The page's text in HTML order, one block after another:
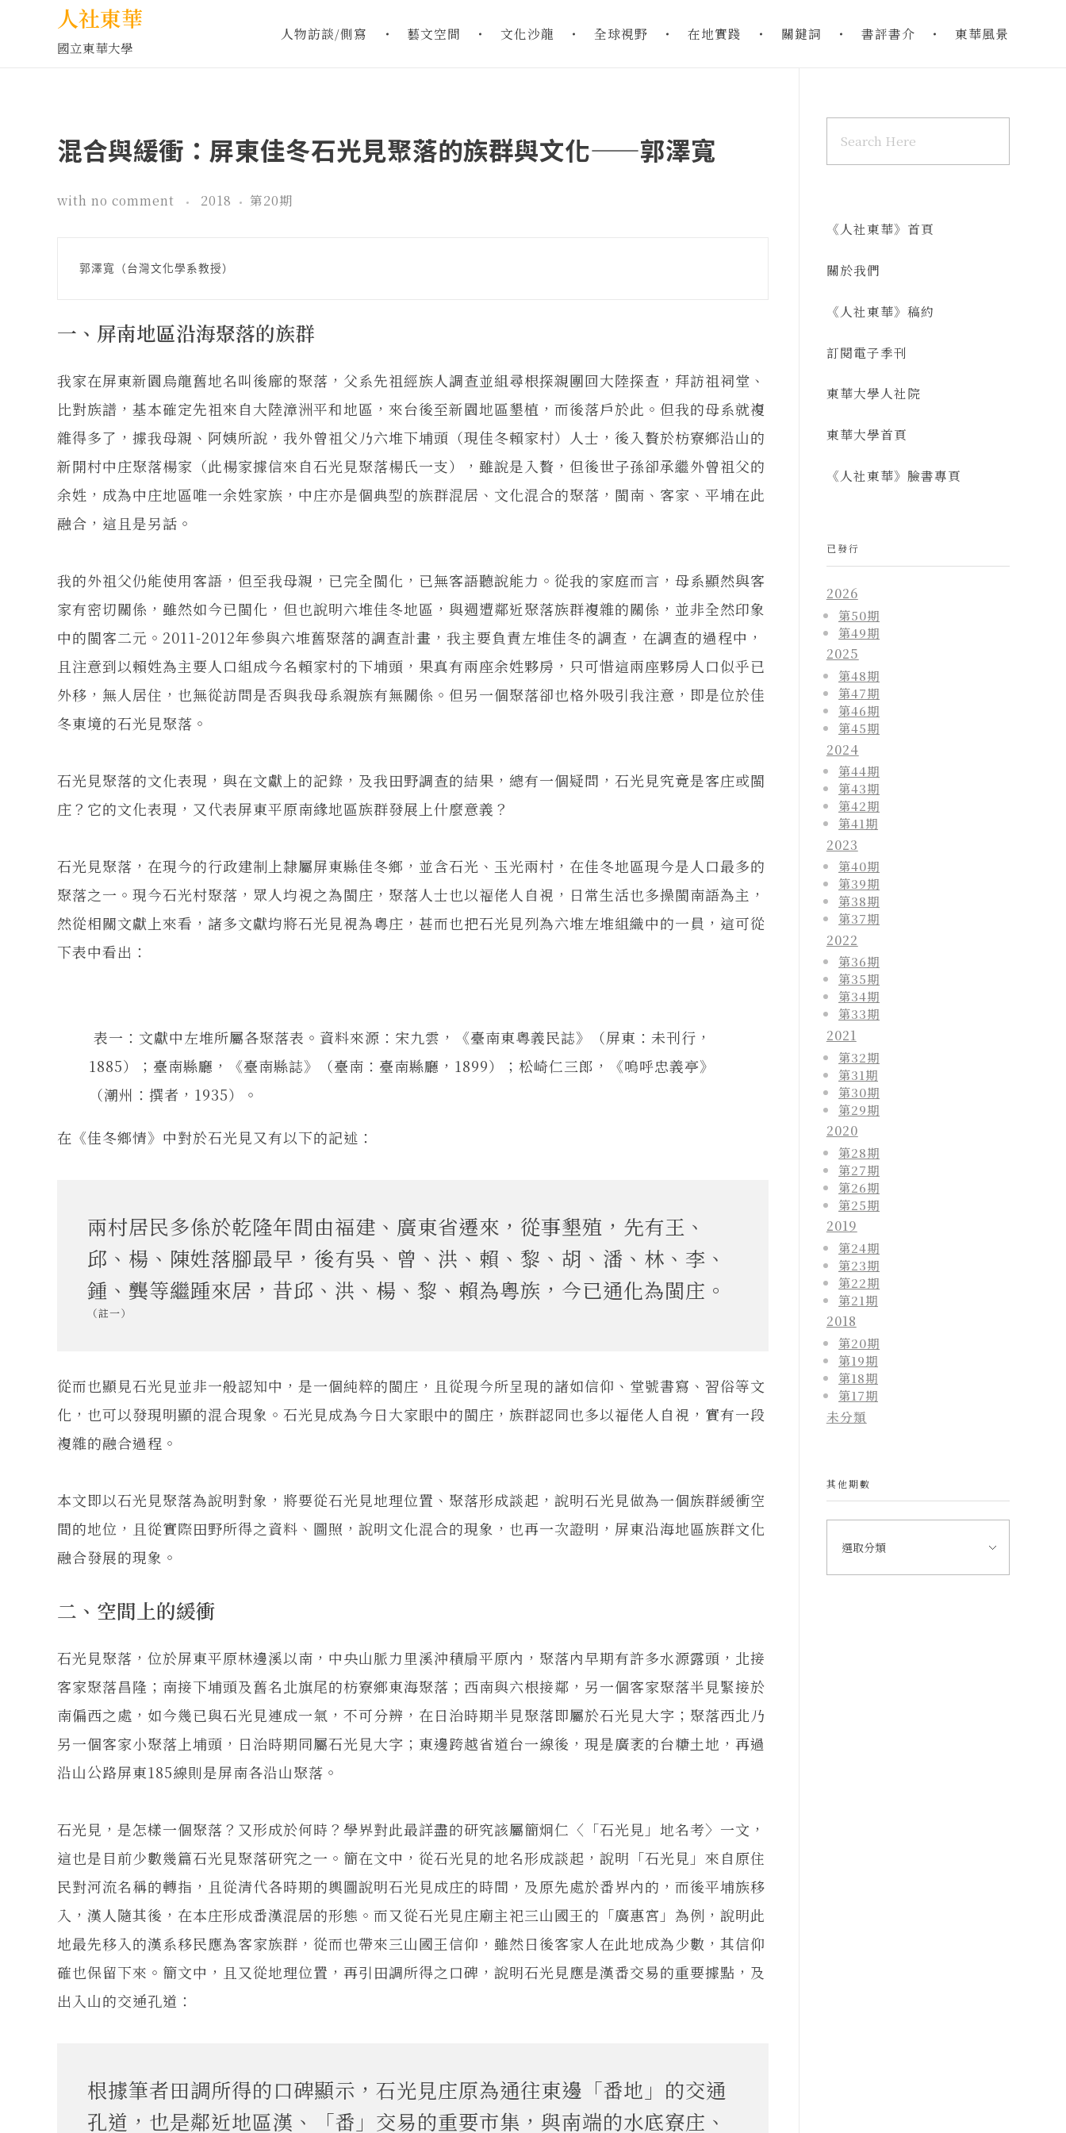
人社東華
國立東華大學
人物訪談/側寫 藝文空間 文化沙龍 全球視野 在地實踐 關鍵詞 書評書介 東華風景
混合與緩衝：屏東佳冬石光見聚落的族群與文化——郭澤寬
with no comment 2018 第20期
郭澤寬（台灣文化學系教授）
一、屏南地區沿海聚落的族群
我家在屏東新園烏龍舊地名叫後廍的聚落，父系先祖經族人調查並組尋根探親團回大陸探查，拜訪祖祠堂、
比對族譜，基本確定先祖來自大陸漳洲平和地區，來台後至新園地區墾植，而後落戶於此。但我的母系就複
雜得多了，據我母親、阿姨所說，我外曾祖父乃六堆下埔頭（現佳冬賴家村）人士，後入贅於枋寮鄉沿山的
新開村中庄聚落楊家（此楊家據信來自石光見聚落楊氏一支），雖說是入贅，但後世子孫卻承繼外曾祖父的
余姓，成為中庄地區唯一余姓家族，中庄亦是個典型的族群混居、文化混合的聚落，閩南、客家、平埔在此
融合，這且是另話。
我的外祖父仍能使用客語，但至我母親，已完全閩化，已無客語聽說能力。從我的家庭而言，母系顯然與客
家有密切關係，雖然如今已閩化，但也說明六堆佳冬地區，與週遭鄰近聚落族群複雜的關係，並非全然印象
中的閩客二元。2011-2012年參與六堆舊聚落的調查計畫，我主要負責左堆佳冬的調查，在調查的過程中，
且注意到以賴姓為主要人口組成今名賴家村的下埔頭，果真有兩座余姓夥房，只可惜這兩座夥房人口似乎已
外移，無人居住，也無從訪問是否與我母系親族有無關係。但另一個聚落卻也格外吸引我注意，即是位於佳
冬東境的石光見聚落。
石光見聚落的文化表現，與在文獻上的記錄，及我田野調查的結果，總有一個疑問，石光見究竟是客庄或閩
庄？它的文化表現，又代表屏東平原南緣地區族群發展上什麼意義？
石光見聚落，在現今的行政建制上隸屬屏東縣佳冬鄉，並含石光、玉光兩村，在佳冬地區現今是人口最多的
聚落之一。現今石光村聚落，眾人均視之為閩庄，聚落人士也以福佬人自視，日常生活也多操閩南語為主，
然從相關文獻上來看，諸多文獻均將石光見視為粵庄，甚而也把石光見列為六堆左堆組織中的一員，這可從
下表中看出：
表一：文獻中左堆所屬各聚落表。資料來源：宋九雲，《臺南東粵義民誌》（屏東：未刊行，
1885）；臺南縣廳，《臺南縣誌》（臺南：臺南縣廳，1899）；松崎仁三郎，《嗚呼忠義亭》
（潮州：撰者，1935）。
在《佳冬鄉情》中對於石光見又有以下的記述：
兩村居民多係於乾隆年間由福建、廣東省遷來，從事墾殖，先有王、
邱、楊、陳姓落腳最早，後有吳、曾、洪、賴、黎、胡、潘、林、李、
鍾、龔等繼踵來居，昔邱、洪、楊、黎、賴為粵族，今已通化為閩庄。
（註一）
從而也顯見石光見並非一般認知中，是一個純粹的閩庄，且從現今所呈現的諸如信仰、堂號書寫、習俗等文
化，也可以發現明顯的混合現象。石光見成為今日大家眼中的閩庄，族群認同也多以福佬人自視，實有一段
複雜的融合過程。
本文即以石光見聚落為說明對象，將要從石光見地理位置、聚落形成談起，說明石光見做為一個族群緩衝空
間的地位，且從實際田野所得之資料、圖照，說明文化混合的現象，也再一次證明，屏東沿海地區族群文化
融合發展的現象。
二、空間上的緩衝
石光見聚落，位於屏東平原林邊溪以南，中央山脈力里溪沖積扇平原內，聚落內早期有許多水源露頭，北接
客家聚落昌隆；南接下埔頭及舊名北旗尾的枋寮鄉東海聚落；西南與六根接鄰，另一個客家聚落半見緊接於
南偏西之處，如今幾已與石光見連成一氣，不可分辨，在日治時期半見聚落即屬於石光見大字；聚落西北乃
另一個客家小聚落上埔頭，日治時期同屬石光見大字；東邊跨越省道台一線後，現是廣袤的台糖土地，再過
沿山公路屏東185線則是屏南各沿山聚落。
石光見，是怎樣一個聚落？又形成於何時？學界對此最詳盡的研究該屬簡炯仁〈「石光見」地名考〉一文，
這也是目前少數幾篇石光見聚落研究之一。簡在文中，從石光見的地名形成談起，說明「石光見」來自原住
民對河流名稱的轉指，且從清代各時期的輿圖說明石光見成庄的時間，及原先處於番界內的，而後平埔族移
入，漢人隨其後，在本庄形成番漢混居的形態。而又從石光見庄廟主祀三山國王的「廣惠宮」為例，說明此
地最先移入的漢系移民應為客家族群，從而也帶來三山國王信仰，雖然日後客家人在此地成為少數，其信仰
確也保留下來。簡文中，且又從地理位置，再引田調所得之口碑，說明石光見應是漢番交易的重要據點，及
出入山的交通孔道：
根據筆者田調所得的口碑顯示，石光見庄原為通往東邊「番地」的交通
孔道，也是鄰近地區漢、「番」交易的重要市集，與南端的水底寮庄、
《人社東華》首頁
關於我們
《人社東華》稿約
訂閱電子季刊
東華大學人社院
東華大學首頁
《人社東華》臉書專頁
已發行
2026
第50期
第49期
2025
第48期
第47期
第46期
第45期
2024
第44期
第43期
第42期
第41期
2023
第40期
第39期
第38期
第37期
2022
第36期
第35期
第34期
第33期
2021
第32期
第31期
第30期
第29期
2020
第28期
第27期
第26期
第25期
2019
第24期
第23期
第22期
第21期
2018
第20期
第19期
第18期
第17期
未分類
其他期數